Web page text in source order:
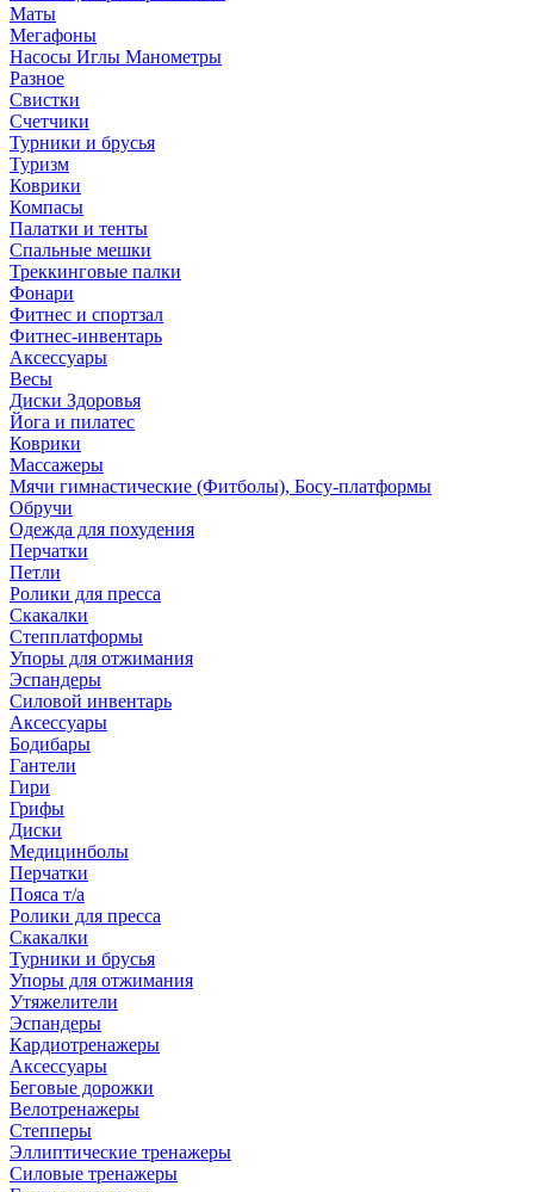
Маты
Мегафоны
Насосы Иглы Манометры
Разное
Свистки
Счетчики
Турники и брусья
Туризм
Коврики
Компасы
Палатки и тенты
Спальные мешки
Треккинговые палки
Фонари
Фитнес и спортзал
Фитнес-инвентарь
Аксессуары
Весы
Диски Здоровья
Йога и пилатес
Коврики
Массажеры
Мячи гимнастические (Фитболы), Босу-платформы
Обручи
Одежда для похудения
Перчатки
Петли
Ролики для пресса
Скакалки
Степплатформы
Упоры для отжимания
Эспандеры
Силовой инвентарь
Аксессуары
Бодибары
Гантели
Гири
Грифы
Диски
Медицинболы
Перчатки
Пояса т/а
Ролики для пресса
Скакалки
Турники и брусья
Упоры для отжимания
Утяжелители
Эспандеры
Кардиотренажеры
Аксессуары
Беговые дорожки
Велотренажеры
Степперы
Эллиптические тренажеры
Силовые тренажеры